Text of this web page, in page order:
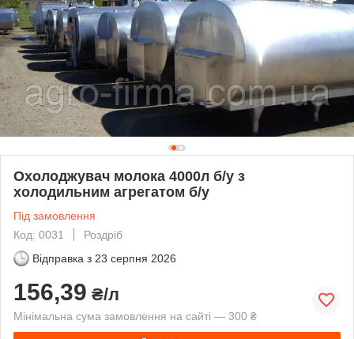
Охолоджувач молока 4000л б/у з
холодильним агрегатом б/у
Під замовлення
Код: 0031
Роздріб
Відправка з 23 серпня 2026
156,39 ₴/л
Мінімальна сума замовлення на сайті — 300 ₴